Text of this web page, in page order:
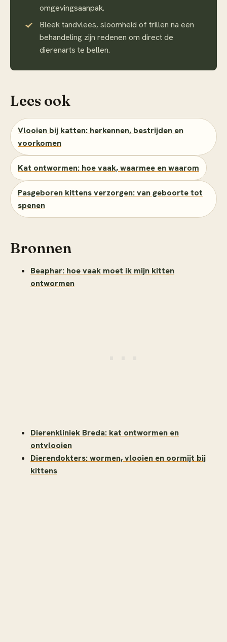
omgevingsaanpak.
Bleek tandvlees, sloomheid of trillen na een
behandeling zijn redenen om direct de
dierenarts te bellen.
Lees ook
Vlooien bij katten: herkennen, bestrijden en
voorkomen
Kat ontwormen: hoe vaak, waarmee en waarom
Pasgeboren kittens verzorgen: van geboorte tot
spenen
Bronnen
Beaphar: hoe vaak moet ik mijn kitten
ontwormen
Dierenkliniek Breda: kat ontwormen en
ontvlooien
Dierendokters: wormen, vlooien en oormijt bij
kittens